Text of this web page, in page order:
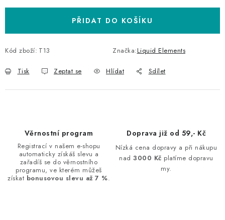
PŘIDAT DO KOŠÍKU
Kód zboží: T13 Značka:Liquid Elements
Tisk Zeptat se Hlídat Sdílet
Věrnostní program
Registrací v našem e-shopu
automaticky získáš slevu a
zařadíš se do věrnostního
programu, ve kterém můžeš
získat bonusovou slevu až 7 %.
Doprava již od 59,- Kč
Nízká cena dopravy a při nákupu
nad3000 Kč platíme dopravu
my.